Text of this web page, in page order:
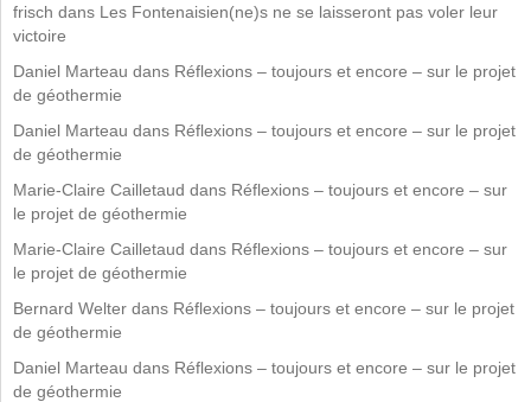
frisch dans Les Fontenaisien(ne)s ne se laisseront pas voler leur
victoire
Daniel Marteau dans Réflexions – toujours et encore – sur le projet
de géothermie
Daniel Marteau dans Réflexions – toujours et encore – sur le projet
de géothermie
Marie-Claire Cailletaud dans Réflexions – toujours et encore – sur
le projet de géothermie
Marie-Claire Cailletaud dans Réflexions – toujours et encore – sur
le projet de géothermie
Bernard Welter dans Réflexions – toujours et encore – sur le projet
de géothermie
Daniel Marteau dans Réflexions – toujours et encore – sur le projet
de géothermie